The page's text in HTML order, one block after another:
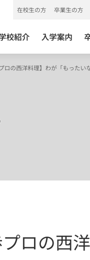
校紹介 入学案内
在校生の方 卒業生の方
プロの西洋料理】わが「もったい
プロの西